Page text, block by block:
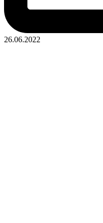
26.06.2022